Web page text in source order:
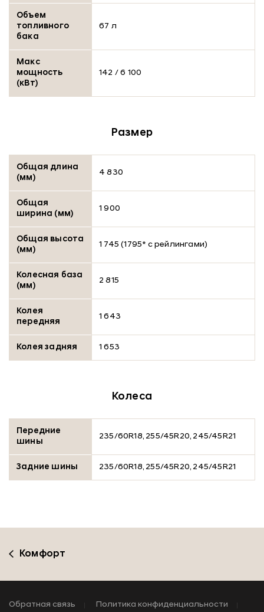
Объем
топливного
бака
67 л
Макс
мощность
(кВт)
142 / 6 100
Размер
Общая длина
(мм)
4 830
Общая
ширина (мм)
1 900
Общая высота
(мм)
1 745 (1795* с рейлингами)
Колесная база
(мм)
2 815
Колея
передняя
1 643
Колея задняя 1 653
Колеса
Передние
шины
235/60R18, 255/45R20, 245/45R21
Задние шины 235/60R18, 255/45R20, 245/45R21
Комфорт
Обратная связь Политика конфиденциальности